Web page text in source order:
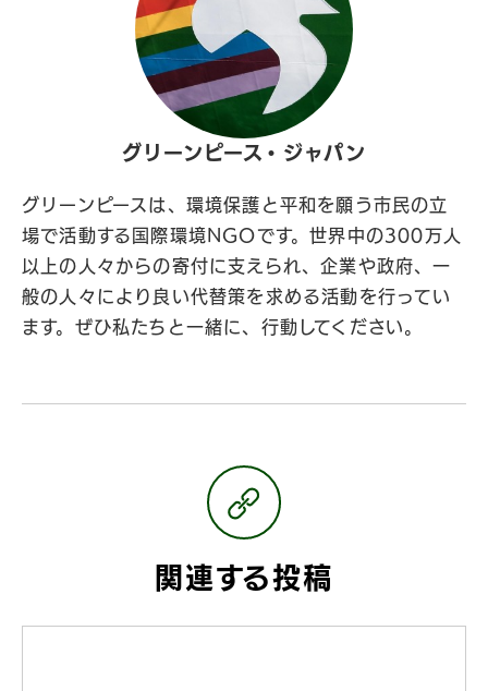
グリーンピース・ジャパン
グリーンピースは、環境保護と平和を願う市民の立
場で活動する国際環境NGOです。世界中の300万人
以上の人々からの寄付に支えられ、企業や政府、一
般の人々により良い代替策を求める活動を行ってい
ます。ぜひ私たちと一緒に、行動してください。
関連する投稿